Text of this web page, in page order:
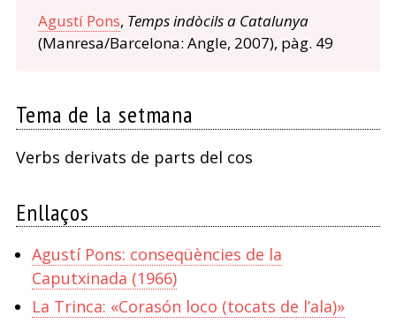
Agustí Pons, Temps indòcils a Catalunya
(Manresa/Barcelona: Angle, 2007), pàg. 49
Tema de la setmana
Verbs derivats de parts del cos
Enllaços
Agustí Pons: conseqüències de la
Caputxinada (1966)
La Trinca: «Corasón loco (tocats de l’ala)»